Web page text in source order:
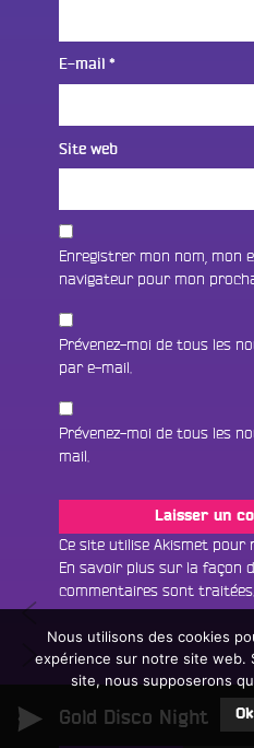
E-mail *
Site web
Enregistrer mon nom, mon
navigateur pour mon
Prévenez-moi de tous les
par e-mail.
Prévenez-moi de tous les
mail.
Ce site utilise Akismet pour
En savoir plus sur la façon
commentaires sont traitées
Navigation
l’article
#332
Only
Jah
#334
Why
Écouter le direct
Tous les programmes
Gold Disco Night
Nous utilisons des cookies
expérience sur notre site web.
site, nous supposerons
Ok